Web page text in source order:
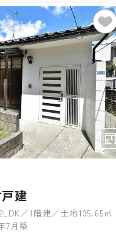
建
／1階建／土地135.65㎡
7月築